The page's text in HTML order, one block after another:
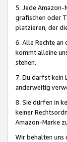
5. Jede
grafischen oder
platzieren, der
6. Alle Rechte
kommt alleine
stehen.
7. Du darfst kein
anderweitig
8. Sie dürfen in
keiner
Amazon-Marke
Wir behalten uns